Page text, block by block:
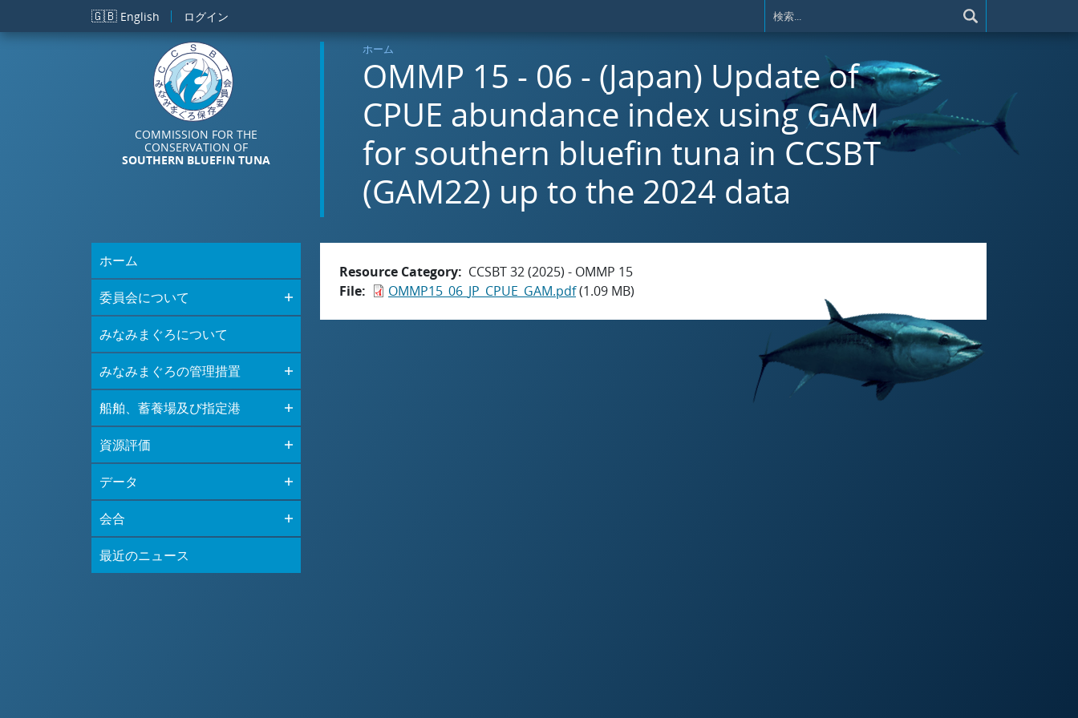
メインコンテンツに移動
🇬🇧 English ログイン
COMMISSION FOR THE
CONSERVATION OF
SOUTHERN BLUEFIN TUNA
ホーム
OMMP 15 - 06 - (Japan) Update of
CPUE abundance index using GAM
for southern bluefin tuna in CCSBT
(GAM22) up to the 2024 data
ホーム
委員会について
みなみまぐろについて
みなみまぐろの管理措置
船舶、蓄養場及び指定港
資源評価
データ
会合
最近のニュース
Resource Category
CCSBT 32 (2025) - OMMP 15
File
OMMP15_06_JP_CPUE_GAM.pdf(1.09 MB)